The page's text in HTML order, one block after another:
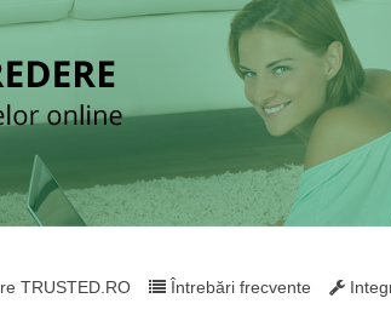
TRUSTED.RO Întrebări frecvente